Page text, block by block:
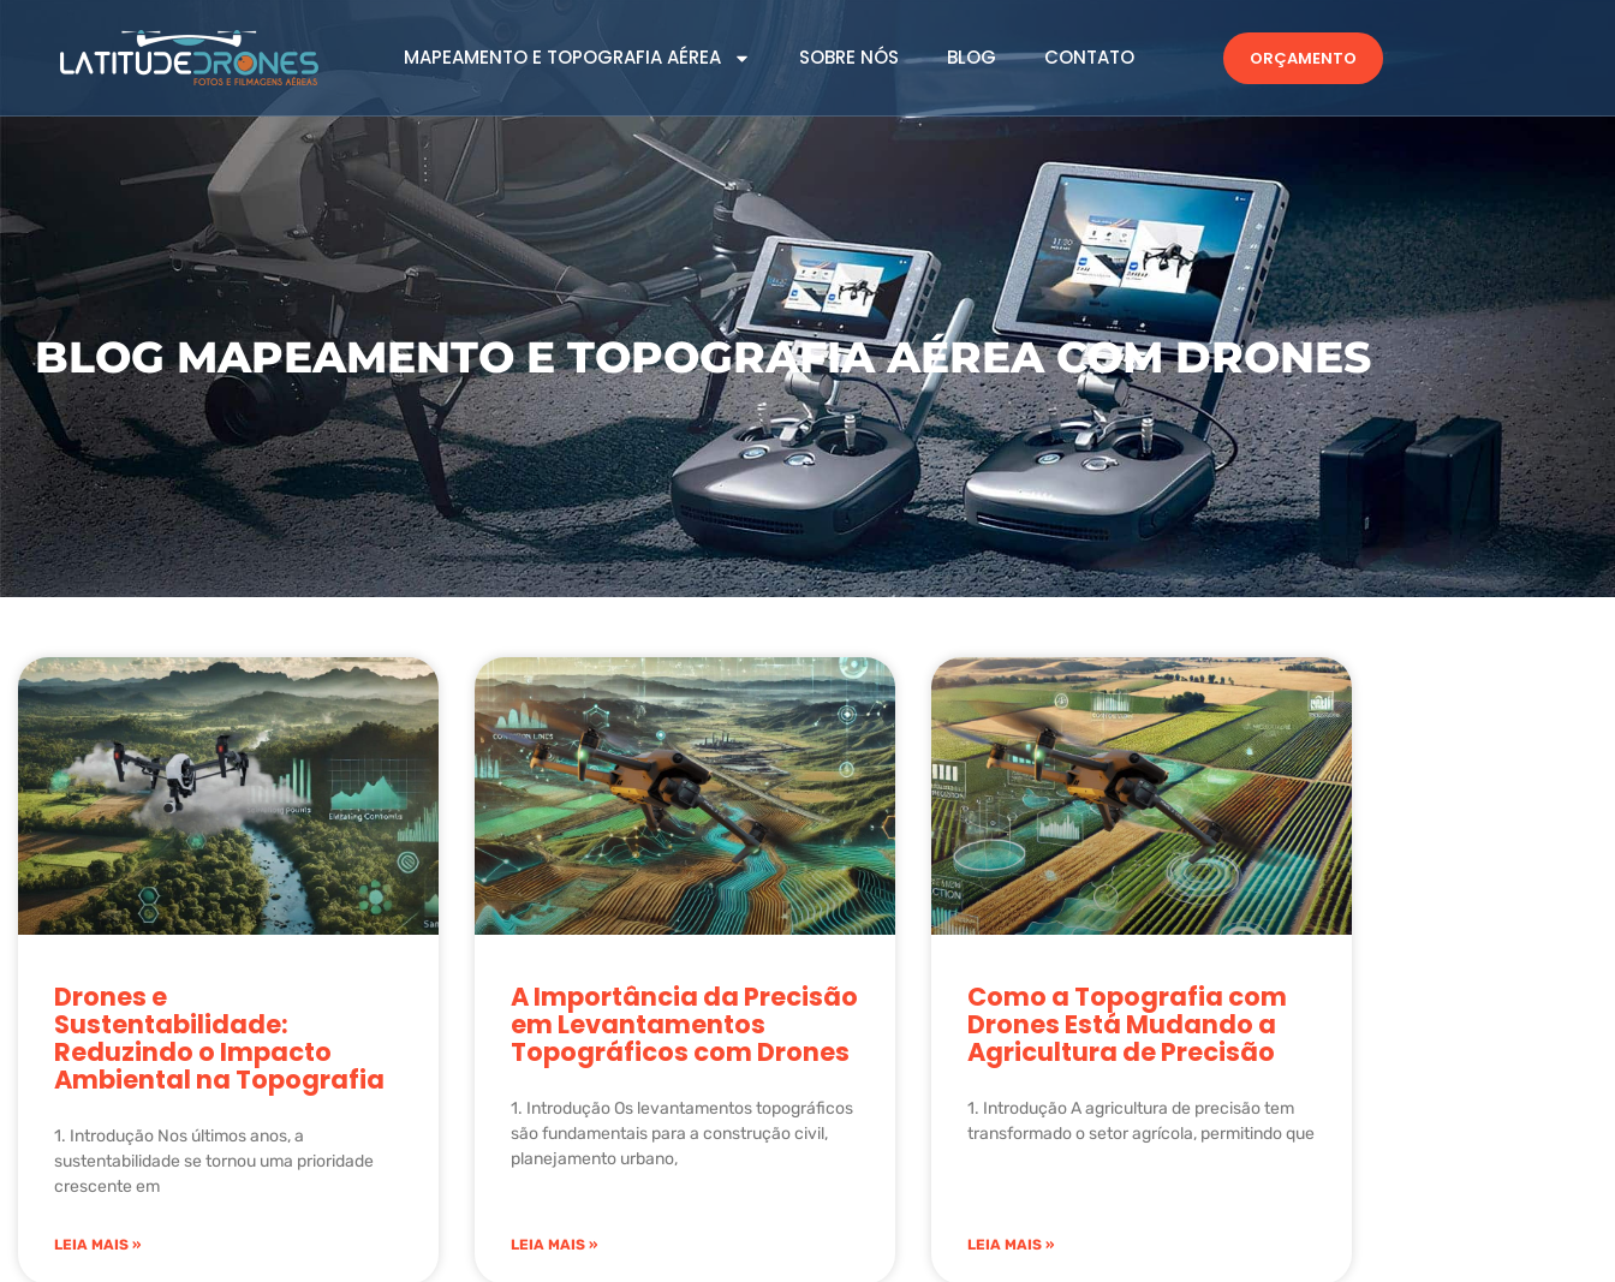
MAPEAMENTO E TOPOGRAFIA AÉREA SOBRE NÓS BLOG CONTATO ORÇAMENTO
BLOG MAPEAMENTO E TOPOGRAFIA AÉREA COM DRONES
Drones e
Sustentabilidade:
Reduzindo o Impacto
Ambiental na Topografia
1. Introdução Nos últimos anos, a
sustentabilidade se tornou uma prioridade
crescente em
LEIA MAIS »
A Importância da Precisão
em Levantamentos
Topográficos com Drones
1. Introdução Os levantamentos topográficos
são fundamentais para a construção civil,
planejamento urbano,
LEIA MAIS »
Como a Topografia com
Drones Está Mudando a
Agricultura de Precisão
1. Introdução A agricultura de precisão tem
transformado o setor agrícola, permitindo que
LEIA MAIS »